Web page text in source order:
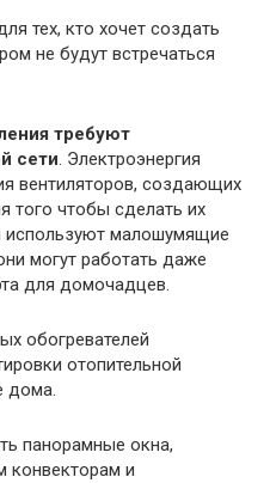
тех, кто хочет создать
не будут встречаться
требуют
сети. Электроэнергия
вентиляторов, создающих
того чтобы сделать их
используют малошумящие
могут работать даже
для домочадцев.
обогревателей
отопительной
дома.
панорамные окна,
конвекторам и